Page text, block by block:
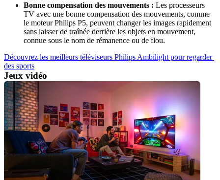
Bonne compensation des mouvements : Les processeurs
TV avec une bonne compensation des mouvements, comme
le moteur Philips P5, peuvent changer les images rapidement
sans laisser de traînée derrière les objets en mouvement,
Découvrez les meilleurs téléviseurs Philips Ambilight pour regarder
des sports
Jeux vidéo